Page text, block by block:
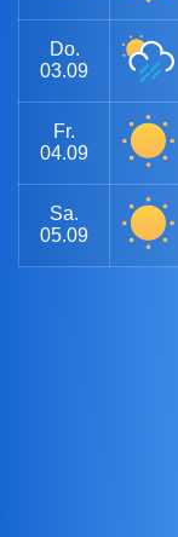
Do.
03.09
Fr.
04.09
Sa.
05.09